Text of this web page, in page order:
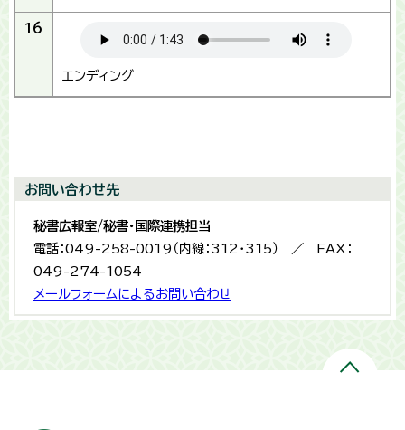
16
エンディング
お問い合わせ先
秘書広報室/秘書・国際連携担当
電話：049-258-0019（内線：312・315） ／ FAX：
049-274-1054
メールフォームによるお問い合わせ